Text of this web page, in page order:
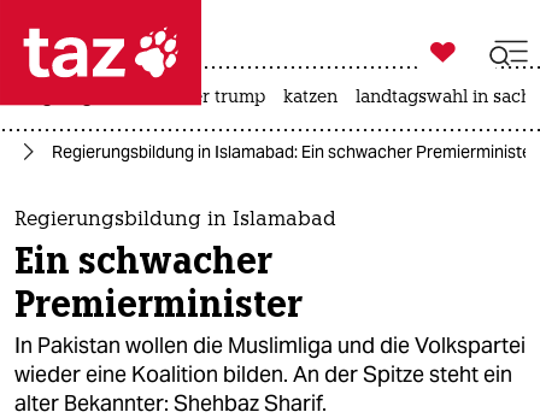
 taz zahl ich
taz zahl ich
themen
politik
öko
gesellschaft

taz zahl ich
usa unter trump katzen landtagswahl in
Regierungsbildung in Islamabad: Ein schwacher Premierminister
Regierungsbildung in Islamabad
Ein schwacher
Premierminister
In Pakistan wollen die Muslimliga und die Volkspartei
wieder eine Koalition bilden. An der Spitze steht ein
alter Bekannter: Shehbaz Sharif.